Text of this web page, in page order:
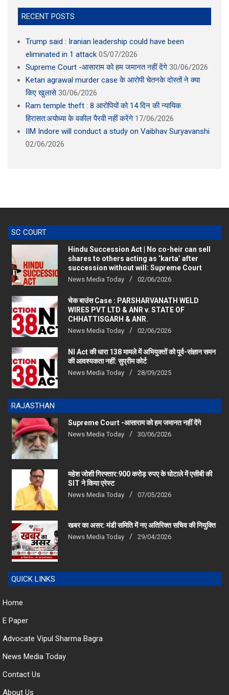
eliminated in 1 attack 05/07/2026
Supreme Court -आसाराम को हम जमानत नहीं देंगे
Ketan agrawal murder case के आरोपी चेतनके दोस्तों ने क्या
किए खुलासे 30/06/2026
Ram temple theft : 8 आरोपियों को 14 दिन की न्यायिक
हिरासत:अयोध्या के वकील पैरवी नहीं करेंगे 17/06/2026
IIM Indore will conduct a study on Vaibhav Suryavanshi
02/06/2026
shares to others acting as ‘karta’ after
succession without will: Supreme Court
News Media Today 02/06/2026
WIRES PVT LTD & ANR v. STATE OF
CHHATTISGARH & ANR.
News Media Today 02/06/2026
की आवश्यकता नहीं: सुप्रीम कोर्ट
News Media Today 28/09/2025
News Media Today 30/06/2026
SIT ने किया एरेस्‍ट
News Media Today
News Media Today 29/04/2026
E Paper
Advocate Vipul Sharma Bagra
News Media Today
Contact Us
About Us